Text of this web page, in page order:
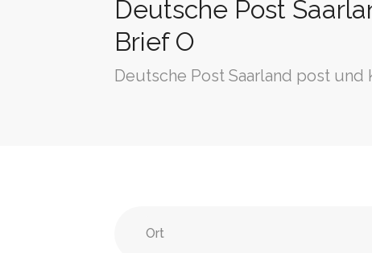
Deutsche Post
Brief O
Deutsche Post Saarland post und